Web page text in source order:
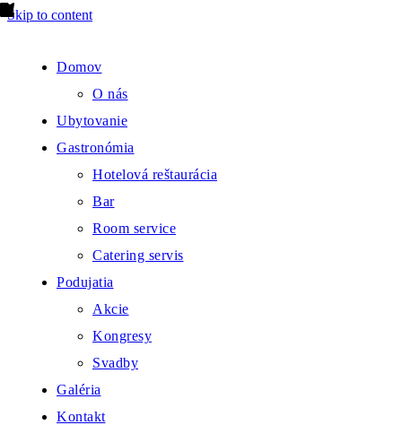
Skip to content
Domov
O nás
Ubytovanie
Gastronómia
Hotelová reštaurácia
Bar
Room service
Catering servis
Podujatia
Akcie
Kongresy
Svadby
Galéria
Kontakt